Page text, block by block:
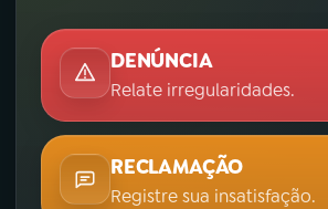
DENÚNCIA
Relate irregularidades.
RECLAMAÇÃO
Registre sua insatisfação.